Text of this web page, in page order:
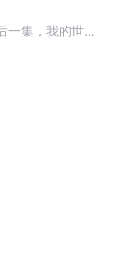
一集，我的世界